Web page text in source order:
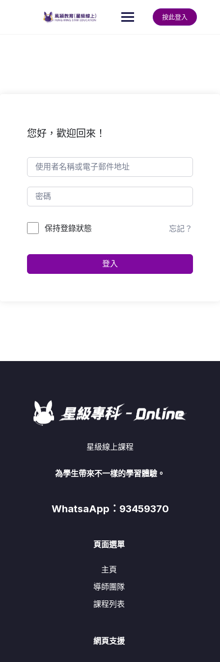
按此登入
您好，歡迎回來！
保持登錄狀態 忘記？
登入
星級線上課程
為學生帶來不一樣的學習體驗。
WhatsaApp：93459370
頁面選單
主頁
導師團隊
課程列表
網頁支援